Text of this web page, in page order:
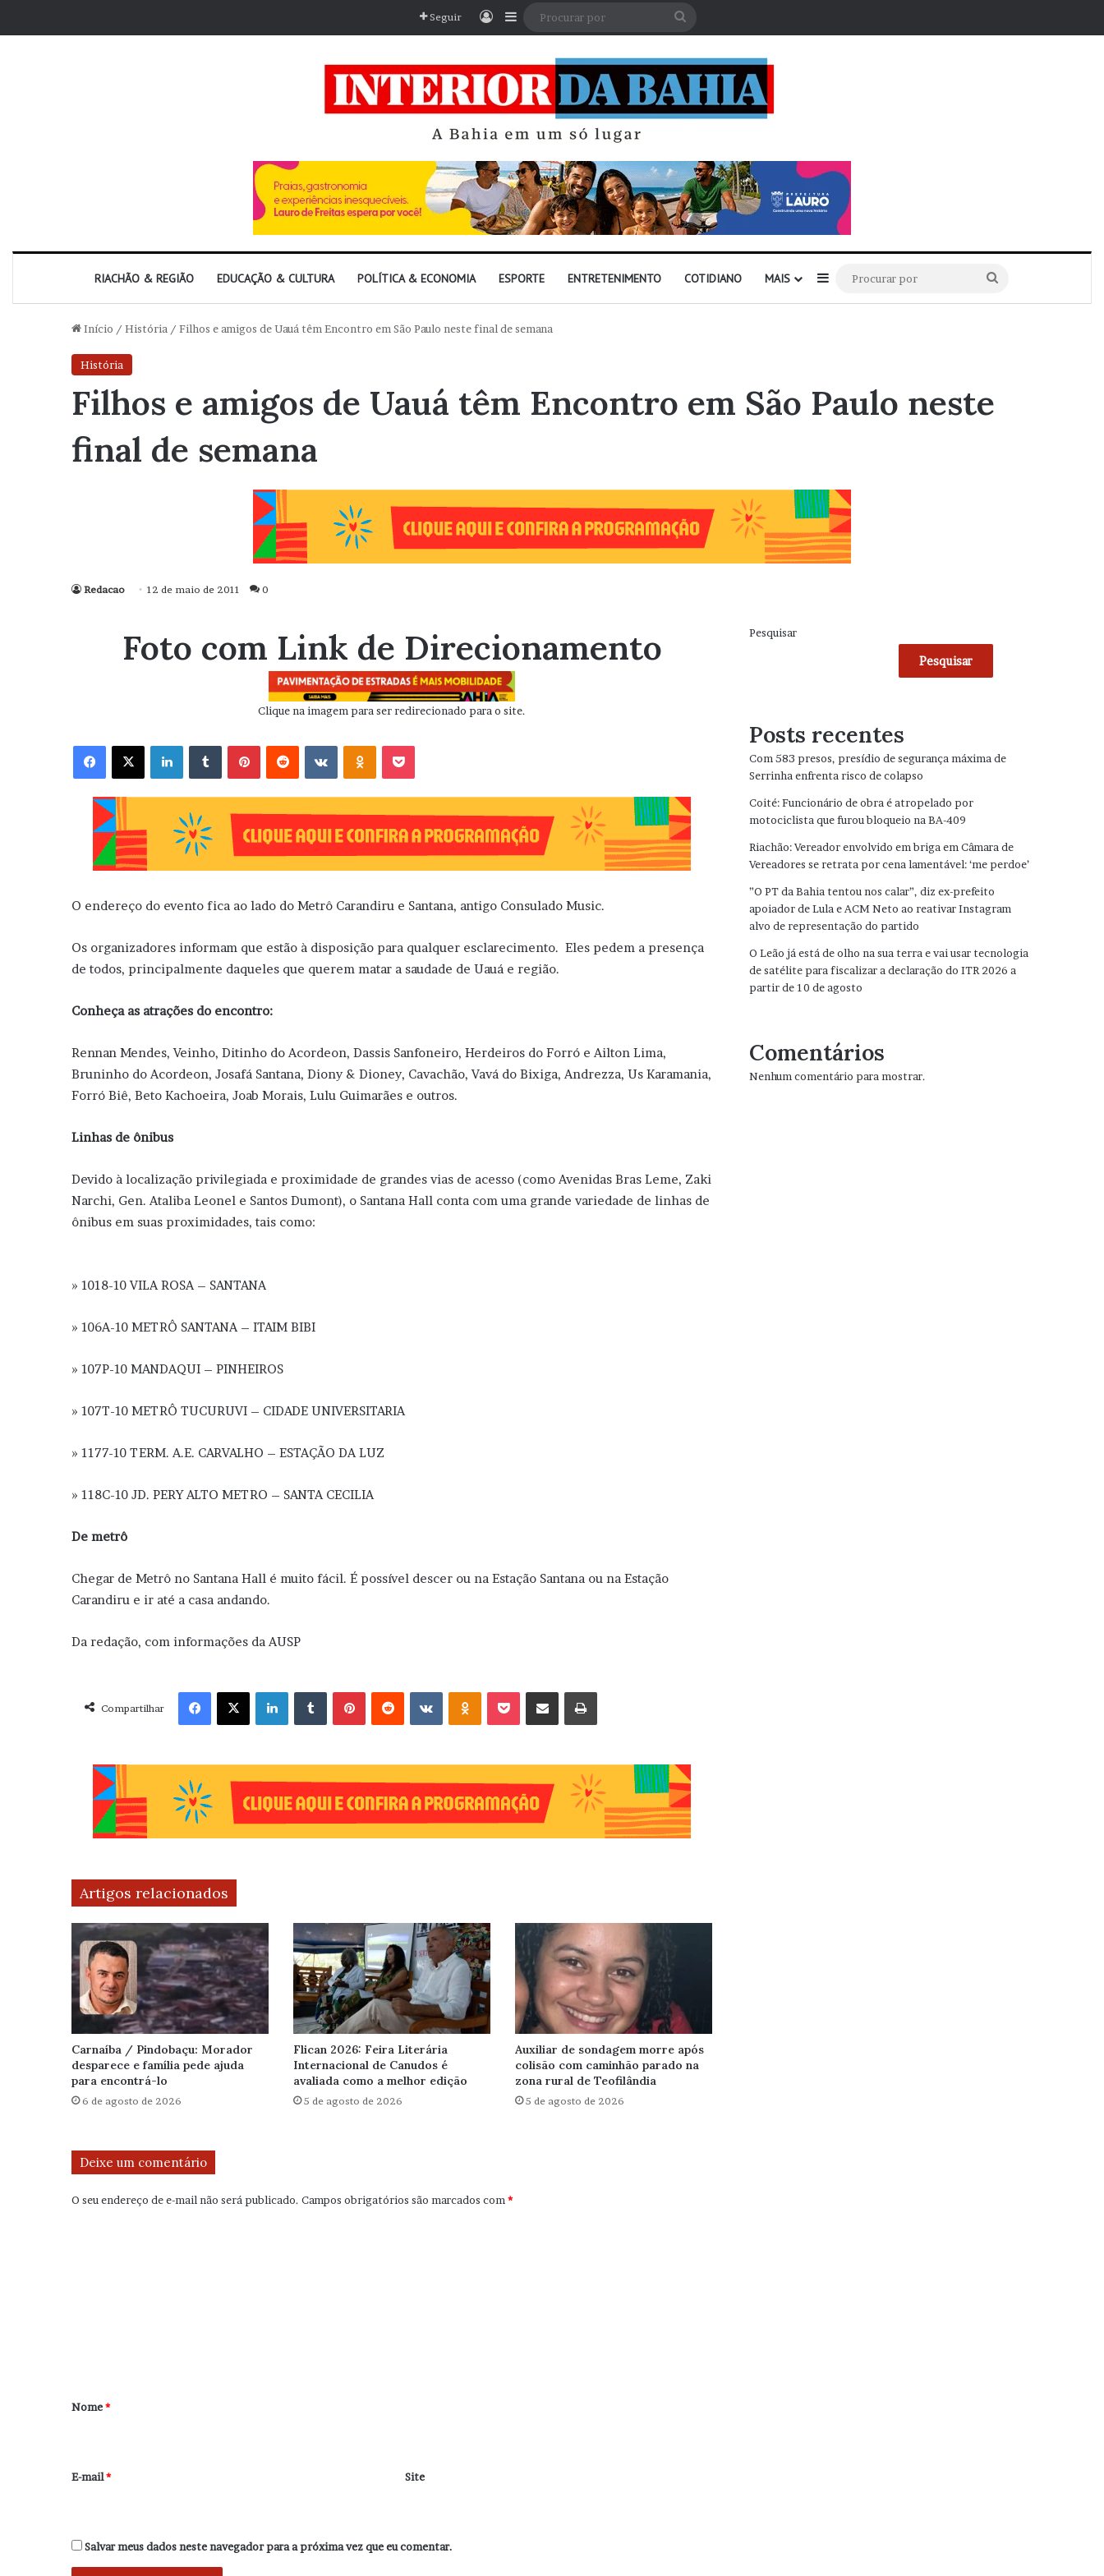
Seguir EntrarBarra Lateral
RIACHÃO & REGIÃO EDUCAÇÃO & CULTURA POLÍTICA & ECONOMIA ESPORTE ENTRETENIMENTO COTIDIANO MAIS Barra Lateral
por
Início / História / Filhos e amigos de Uauá têm Encontro em São Paulo neste final de semana
História
Filhos e amigos de Uauá têm Encontro em São Paulo neste
final de semana
Redacao 12 de maio de 2011 0
Foto com Link de Direcionamento
Clique na imagem para ser redirecionado para o site.
Facebook X Linkedin VK OK
O endereço do evento fica ao lado do Metrô Carandiru e Santana, antigo Consulado Music.
Os organizadores informam que estão à disposição para qualquer esclarecimento. Eles pedem a presença
de todos, principalmente daqueles que querem matar a saudade de Uauá e região.
Conheça as atrações do encontro:
Rennan Mendes, Veinho, Ditinho do Acordeon, Dassis Sanfoneiro, Herdeiros do Forró e Ailton Lima,
Bruninho do Acordeon, Josafá Santana, Diony & Dioney, Cavachão, Vavá do Bixiga, Andrezza, Us Karamania,
Forró Biê, Beto Kachoeira, Joab Morais, Lulu Guimarães e outros.
Linhas de ônibus
Devido à localização privilegiada e proximidade de grandes vias de acesso (como Avenidas Bras Leme, Zaki
Narchi, Gen. Ataliba Leonel e Santos Dumont), o Santana Hall conta com uma grande variedade de linhas de
ônibus em suas proximidades, tais como:
» 1018-10 VILA ROSA – SANTANA
» 106A-10 METRÔ SANTANA – ITAIM BIBI
» 107P-10 MANDAQUI – PINHEIROS
» 107T-10 METRÔ TUCURUVI – CIDADE UNIVERSITARIA
» 1177-10 TERM. A.E. CARVALHO – ESTAÇÃO DA LUZ
» 118C-10 JD. PERY ALTO METRO – SANTA CECILIA
De metrô
Chegar de Metrô no Santana Hall é muito fácil. É possível descer ou na Estação Santana ou na Estação
Carandiru e ir até a casa andando.
Da redação, com informações da AUSP
Compartilhar
Facebook X Linkedin VK OK
Artigos relacionados
Carnaíba / Pindobaçu: Morador
desparece e família pede ajuda
para encontrá-lo
6 de agosto de 2026
Flican 2026: Feira Literária
Internacional de Canudos é
avaliada como a melhor edição
5 de agosto de 2026
Auxiliar de sondagem morre após
colisão com caminhão parado na
zona rural de Teofilândia
5 de agosto de 2026
Deixe um comentário
O seu endereço de e-mail não será publicado. Campos obrigatórios são marcados com*
r
*
Nome*
E-mail* Site
Salvar meus dados neste navegador para a próxima vez que eu comentar.
Pesquisar
Pesquisar
Posts recentes
Com 583 presos, presídio de segurança máxima de
Serrinha enfrenta risco de colapso
Coité: Funcionário de obra é atropelado por
motociclista que furou bloqueio na BA-409
Riachão: Vereador envolvido em briga em Câmara de
Vereadores se retrata por cena lamentável: ‘me perdoe’
”O PT da Bahia tentou nos calar”, diz ex-prefeito
apoiador de Lula e ACM Neto ao reativar Instagram
alvo de representação do partido
O Leão já está de olho na sua terra e vai usar tecnologia
de satélite para fiscalizar a declaração do ITR 2026 a
partir de 10 de agosto
Comentários
Nenhum comentário para mostrar.